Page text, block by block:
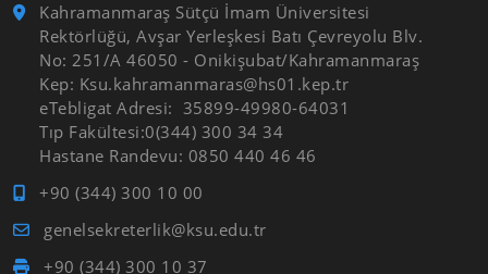
Kahramanmaraş Sütçü İmam Üniversitesi
Rektörlüğü, Avşar Yerleşkesi Batı Çevreyolu Blv.
No: 251/A 46050 - Onikişubat/Kahramanmaraş
Kep: Ksu.kahramanmaras@hs01.kep.tr
eTebligat Adresi: 35899-49980-64031
Tıp Fakültesi:0(344) 300 34 34
Hastane Randevu: 0850 440 46 46
+90 (344) 300 10 00
genelsekreterlik@ksu.edu.tr
+90 (344) 300 10 37